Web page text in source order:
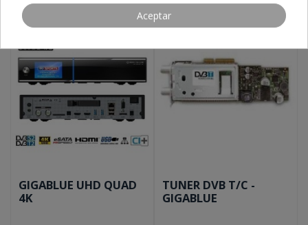
GIGABLUE UHD QUAD
4K
TUNER DVB T/C -
GIGABLUE
Aceptar